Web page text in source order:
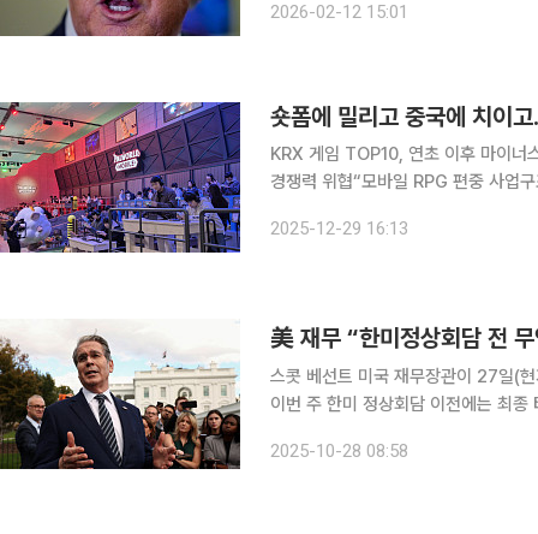
려는 의도로 풀이된다. 서방 주요 언
2026-02-12 15:01
숏폼에 밀리고 중국에 치이
KRX 게임 TOP10, 연초 이후 마이
경쟁력 위협“모바일 RPG 편중 사업구조 투자자 끌어
KRX 게임 TOP10 지수는 3.72% 하
2025-12-29 16:13
美 재무 “한미정상회담 전
스콧 베선트 미국 재무장관이 27일(
이번 주 한미 정상회담 이전에는 최
일본으로 이동하는 동안 전용기 에어
2025-10-28 08:58